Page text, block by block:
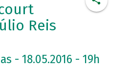
Reis
- 18.05.2016 - 19h